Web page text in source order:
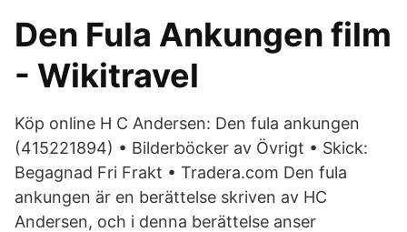
Den Fula Ankungen film
- Wikitravel
Köp online H C Andersen: Den fula ankungen
(415221894) • Bilderböcker av Övrigt • Skick:
Begagnad Fri Frakt • Tradera.com Den fula
ankungen är en berättelse skriven av HC
Andersen, och i denna berättelse anser